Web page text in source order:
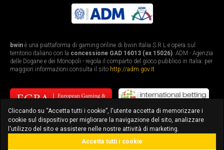
bwin è una piattaforma di gaming online di bwin Italia S.R.L e opera sul
territorio italiano con la concessione GAD 16013 (ex 15026). ADM - Agenzia
delle Dogane e dei Monopoli - regola il comparto del gioco pubblico in Italia: per
maggiori informazioni consulta il sito http://adm.gov.it
Cliccando su “Accetta tutti i cookie”, l'utente accetta di memorizzare i
cookie sul dispositivo per migliorare la navigazione del sito, analizzare
l'utilizzo del sito e assistere nelle nostre attività di marketing.
Accetta tutti i cookie